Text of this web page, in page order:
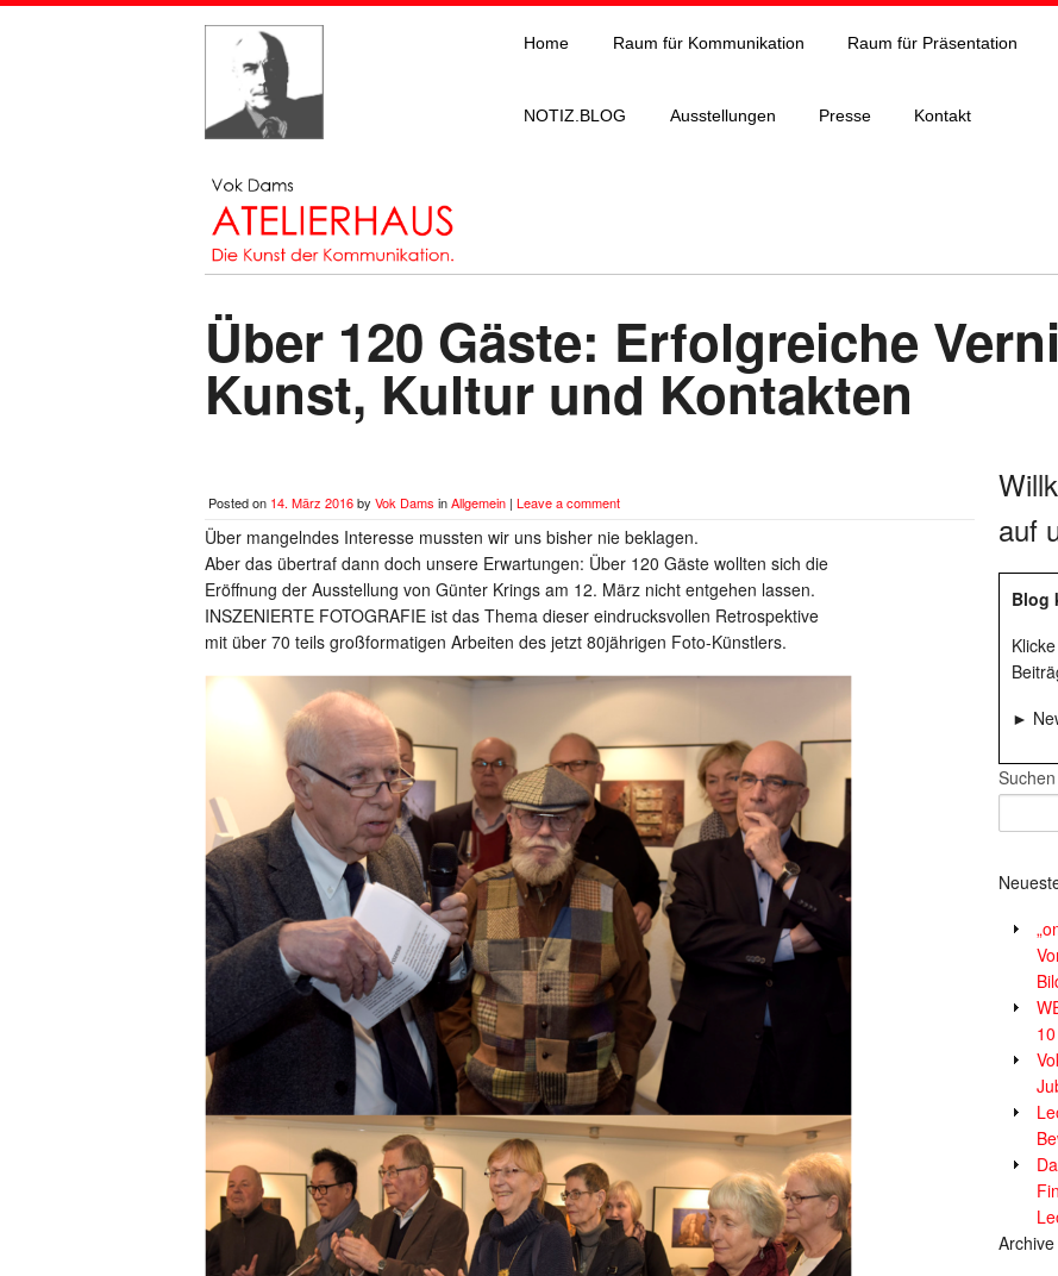
Home Raum für Kommunikation Raum für Präsentation
NOTIZ.BLOG Ausstellungen Presse Kontakt
Über 120 Gäste: Erfolgreiche
Kunst, Kultur und Kontakten
Posted on 14. März 2016by Vok Dams inAllgemein | Leave a comment
Über mangelndes Interesse mussten wir uns bisher nie beklagen.
Aber das übertraf dann doch unsere Erwartungen: Über 120 Gäste wollten sich die
Eröffnung der Ausstellung von Günter Krings am 12. März nicht entgehen lassen.
INSZENIERTE FOTOGRAFIE ist das Thema dieser eindrucksvollen Retrospektive
mit über 70 teils großformatigen Arbeiten des jetzt 80jährigen Foto-Künstlers.
auf
Blog
►
Suchen
Archive